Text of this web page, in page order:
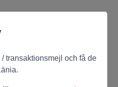
transaktionsmejl och få de